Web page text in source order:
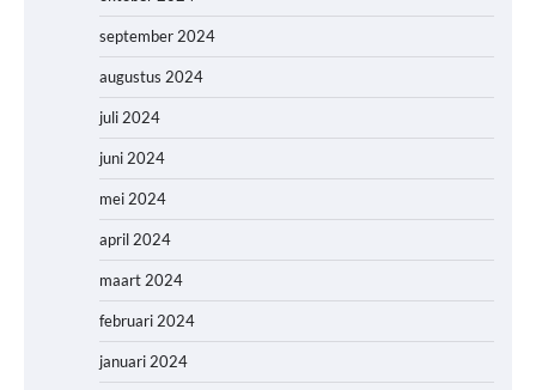
september 2024
augustus 2024
juli 2024
juni 2024
mei 2024
april 2024
maart 2024
februari 2024
januari 2024